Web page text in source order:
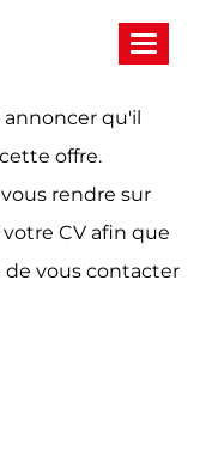
qu'il
offre.
rendre sur
CV afin que
vous contacter